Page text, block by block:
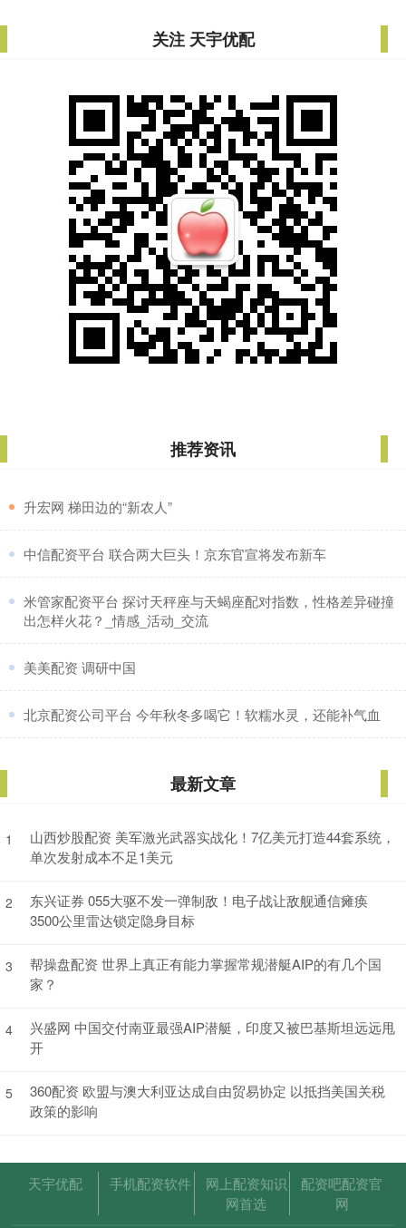
关注 天宇优配
推荐资讯
​升宏网 梯田边的“新农人”
​中信配资平台 联合两大巨头！京东官宣将发布新车
​米管家配资平台 探讨天秤座与天蝎座配对指数，性格差异碰撞
出怎样火花？_情感_活动_交流
​美美配资 调研中国
​北京配资公司平台 今年秋冬多喝它！软糯水灵，还能补气血
最新文章
1
山西炒股配资 美军激光武器实战化！7亿美元打造44套系统，
单次发射成本不足1美元
2
东兴证券 055大驱不发一弹制敌！电子战让敌舰通信瘫痪
3500公里雷达锁定隐身目标
3
帮操盘配资 世界上真正有能力掌握常规潜艇AIP的有几个国
家？
4
兴盛网 中国交付南亚最强AIP潜艇，印度又被巴基斯坦远远甩
开
5
360配资 欧盟与澳大利亚达成自由贸易协定 以抵挡美国关税
政策的影响
天宇优配 手机配资软件
网上配资知识
网首选
配资吧配资官
网